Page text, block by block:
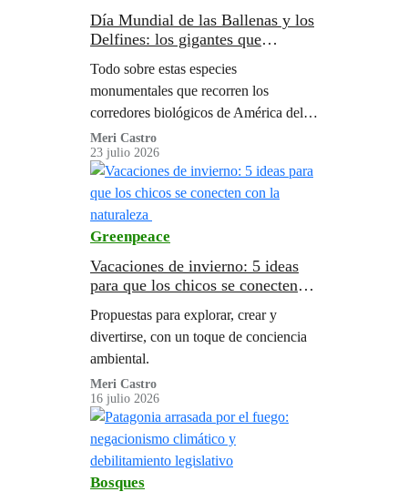
Día Mundial de las Ballenas y los
Delfines: los gigantes que
Todo sobre estas especies
monumentales que recorren los
corredores biológicos de América del
Sur.
Meri Castro
23 julio 2026
Greenpeace
Vacaciones de invierno: 5 ideas
para que los chicos se conecten
Propuestas para explorar, crear y
divertirse, con un toque de conciencia
ambiental.
Meri Castro
16 julio 2026
Bosques